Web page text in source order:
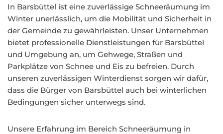
In Barsbüttel ist eine zuverlässige Schneeräumung im
Winter unerlässlich, um die Mobilität und Sicherheit in
der Gemeinde zu gewährleisten. Unser Unternehmen
bietet professionelle Dienstleistungen für Barsbüttel
und Umgebung an, um Gehwege, Straßen und
Parkplätze von Schnee und Eis zu befreien. Durch
unseren zuverlässigen Winterdienst sorgen wir dafür,
dass die Bürger von Barsbüttel auch bei winterlichen
Bedingungen sicher unterwegs sind.
Unsere Erfahrung im Bereich Schneeräumung in